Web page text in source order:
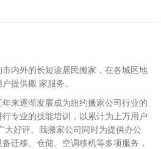
内外的长短途居民搬家，在各城区地
提供搬 家服务。
来逐渐发展成为纽约搬家公司行业的
专业的技能培训，以累计为上万用户
大好评。我搬家公司同时为提供办公
迁移、仓储、空调移机等多项服务，